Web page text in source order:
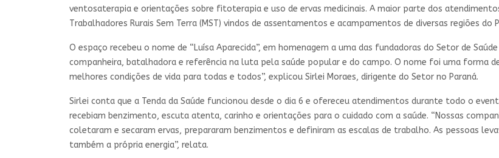
ventosaterapia e orientações sobre fitoterapia e uso de ervas medicinais. A maior parte dos
Trabalhadores Rurais Sem Terra (MST) vindos de assentamentos e acampamentos de diversas regiões do
O espaço recebeu o nome de “Luísa Aparecida”, em homenagem a uma das fundadoras do Setor de
companheira, batalhadora e referência na luta pela saúde popular e do campo. O nome foi uma forma
melhores condições de vida para todas e todos”, explicou Sirlei Moraes, dirigente do Setor no Paraná.
Sirlei conta que a Tenda da Saúde funcionou desde o dia 6 e ofereceu atendimentos durante todo o
recebiam benzimento, escuta atenta, carinho e orientações para o cuidado com a saúde. “Nossas
coletaram e secaram ervas, prepararam benzimentos e definiram as escalas de trabalho. As pessoas
também a própria energia”, relata.